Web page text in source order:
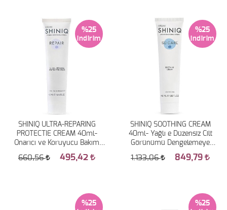
SHINIQ ULTRA-REPARING
PROTECTIE CREAM 40ml-
Onarıcı ve Koruyucu Bakım
Kremi
%25
660,56 495,42
SHINIQ SOOTHING CREAM
40ml- Yağlı e Düzensiz Cilt
Görünümü Dengelemeye
Yardımcı Bakım Kremi
%25
1.133,06 849,79
%25 %25